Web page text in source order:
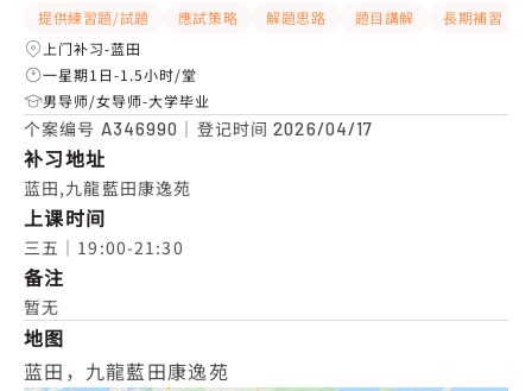
提供練習題/試題 應試策略 解題思路 題目講解 長期補習
上门补习-蓝田
一星期1日-1.5小时/堂
男导师/女导师-大学毕业
个案编号 A346990 ｜登记时间2026/04/17
补习地址
蓝田,九龍藍田康逸苑
上课时间
三五｜19:00-21:30
备注
暂无
地图
蓝田，九龍藍田康逸苑